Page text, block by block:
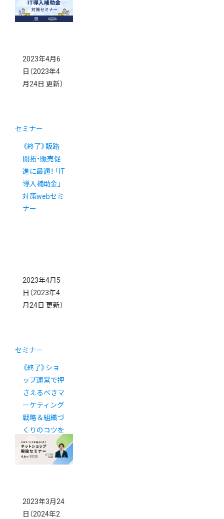
2023年4月6
日 （2023年4
月24日 更新）
セミナー
《終了》販路
開拓・販売促
進に最適！ 「IT
導入補助金」
対策webセミ
ナー
2023年4月5
日 （2023年4
月24日 更新）
セミナー
《終了》ショ
ップ運営で押
さえるべきマ
ーケティング
戦略＆組織づ
くりのコツを
大公開！
2023年3月24
日 （2024年2